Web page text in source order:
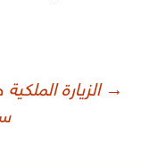
تصفّح
→ الزيارة